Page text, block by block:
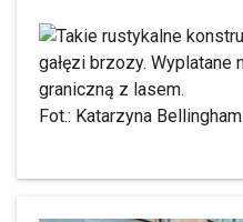
Fot.: Katarzyna Bellingham